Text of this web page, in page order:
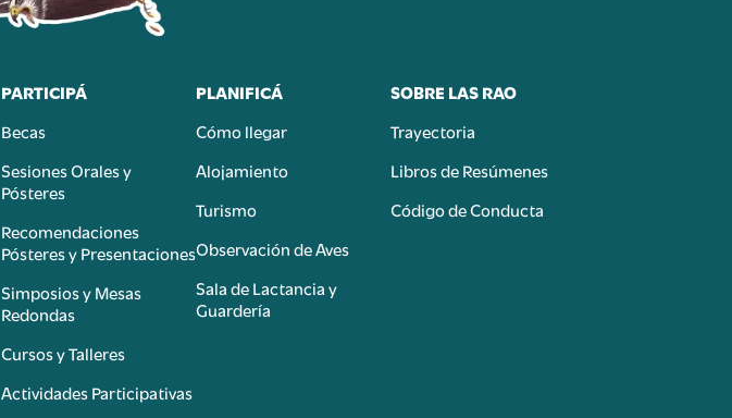
PARTICIPÁ
Becas
Sesiones Orales y
Pósteres
Recomendaciones
Pósteres y Presentaciones
Simposios y Mesas
Redondas
Cursos y Talleres
Actividades Participativas
PLANIFICÁ
Cómo llegar
Alojamiento
Turismo
Observación de Aves
Sala de Lactancia y
Guardería
SOBRE LAS RAO
Trayectoria
Libros de Resúmenes
Código de Conducta